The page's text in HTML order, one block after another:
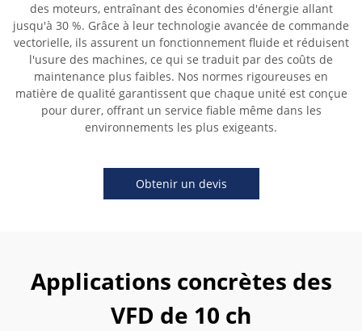
des moteurs, entraînant des économies d'énergie allant
jusqu'à 30 %. Grâce à leur technologie avancée de commande
vectorielle, ils assurent un fonctionnement fluide et réduisent
l'usure des machines, ce qui se traduit par des coûts de
maintenance plus faibles. Nos normes rigoureuses en
matière de qualité garantissent que chaque unité est conçue
pour durer, offrant un service fiable même dans les
environnements les plus exigeants.
Obtenir un devis
Applications concrètes des
VFD de 10 ch